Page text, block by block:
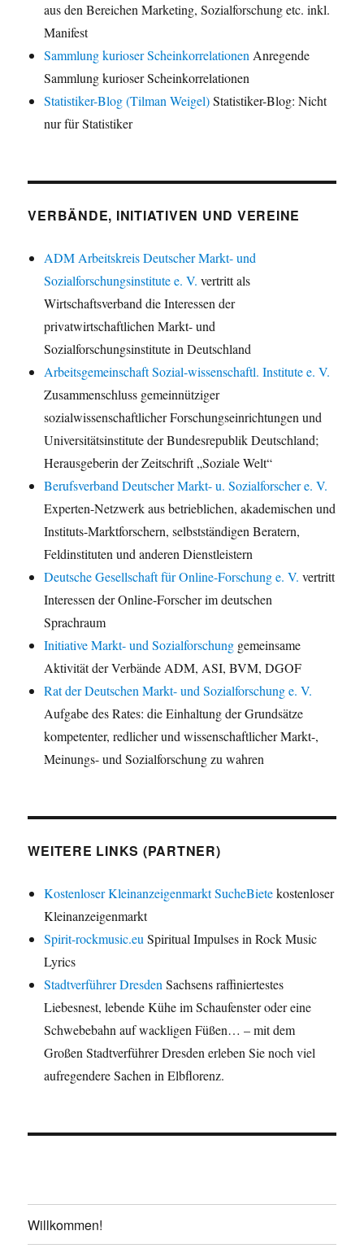
aus den Bereichen Marketing, Sozialforschung etc. inkl.
Manifest
Sammlung kurioser Scheinkorrelationen Anregende
Sammlung kurioser Scheinkorrelationen
Statistiker-Blog (Tilman Weigel)Statistiker-Blog: Nicht
nur für Statistiker
VERBÄNDE, INITIATIVEN UND VEREINE
ADM Arbeitskreis Deutscher Markt- und
Sozialforschungsinstitute e. V. vertritt als
Wirtschaftsverband die Interessen der
privatwirtschaftlichen Markt- und
Sozialforschungsinstitute in Deutschland
Arbeitsgemeinschaft Sozial-wissenschaftl. Institute e. V.
Zusammenschluss gemeinnütziger
sozialwissenschaftlicher Forschungseinrichtungen und
Universitätsinstitute der Bundesrepublik Deutschland;
Herausgeberin der Zeitschrift „Soziale Welt“
Berufsverband Deutscher Markt- u. Sozialforscher e. V.
Experten-Netzwerk aus betrieblichen, akademischen und
Instituts-Marktforschern, selbstständigen Beratern,
Feldinstituten und anderen Dienstleistern
Deutsche Gesellschaft für Online-Forschung e. V. vertritt
Interessen der Online-Forscher im deutschen
Sprachraum
Initiative Markt- und Sozialforschung gemeinsame
Aktivität der Verbände ADM, ASI, BVM, DGOF
Rat der Deutschen Markt- und Sozialforschung e. V.
Aufgabe des Rates: die Einhaltung der Grundsätze
kompetenter, redlicher und wissenschaftlicher Markt-,
Meinungs- und Sozialforschung zu wahren
WEITERE LINKS (PARTNER)
Kostenloser Kleinanzeigenmarkt SucheBietekostenloser
Kleinanzeigenmarkt
Spirit-rockmusic.eu Spiritual Impulses in Rock Music
Lyrics
Stadtverführer Dresden Sachsens raffiniertestes
Liebesnest, lebende Kühe im Schaufenster oder eine
Schwebebahn auf wackligen Füßen… – mit dem
Großen Stadtverführer Dresden erleben Sie noch viel
aufregendere Sachen in Elbflorenz.
Willkommen!